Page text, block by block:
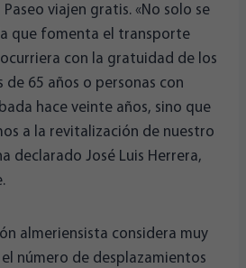
viajen gratis. «No solo se
que fomenta el transporte
con la gratuidad de los
de 65 años o personas con
hace veinte años, sino que
a la revitalización de nuestro
declarado José Luis Herrera,
almeriensista considera muy
número de desplazamientos